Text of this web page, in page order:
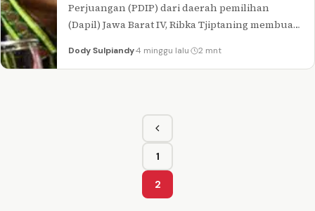
Perjuangan (PDIP) dari daerah pemilihan
(Dapil) Jawa Barat IV, Ribka Tjiptaning membuat
Pemilu (DKPP)…
Dody Sulpiandy·4 minggu lalu· 2 mnt
Sebelumnya
Halaman
1
Halaman
2